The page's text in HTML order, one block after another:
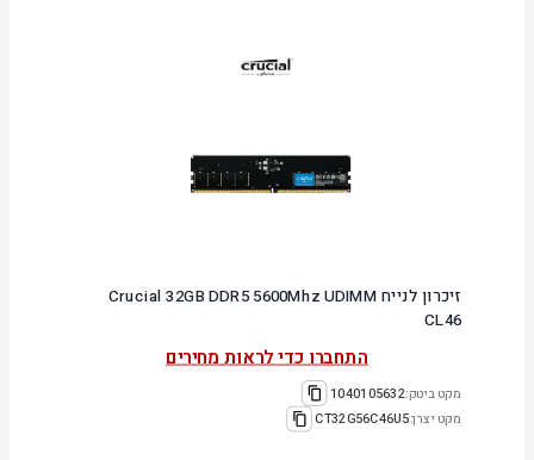
זיכרון לנייח Crucial 32GB DDR5 5600Mhz UDIMM
CL46
התחברו כדי לראות מחירים
מקט ביטק:1040105632
מקט יצרן:CT32G56C46U5